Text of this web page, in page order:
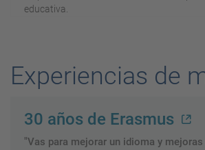
educativa.
Experiencias de
30 años de Erasmus
"Vas para mejorar un idioma y